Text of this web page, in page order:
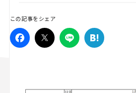
この記事をシェア
Campaign
人気のハッシュタグ